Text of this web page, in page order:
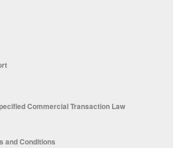
Commercial Transaction Law
and Conditions